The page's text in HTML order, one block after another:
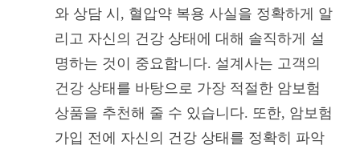
와 상담 시, 혈압약 복용 사실을 정확하게 알
리고 자신의 건강 상태에 대해 솔직하게 설
명하는 것이 중요합니다. 설계사는 고객의
건강 상태를 바탕으로 가장 적절한 암보험
상품을 추천해 줄 수 있습니다. 또한, 암보험
가입 전에 자신의 건강 상태를 정확히 파악